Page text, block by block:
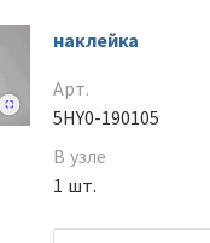
наклейка
Арт.
5HY0-190105
В узле
1 шт.